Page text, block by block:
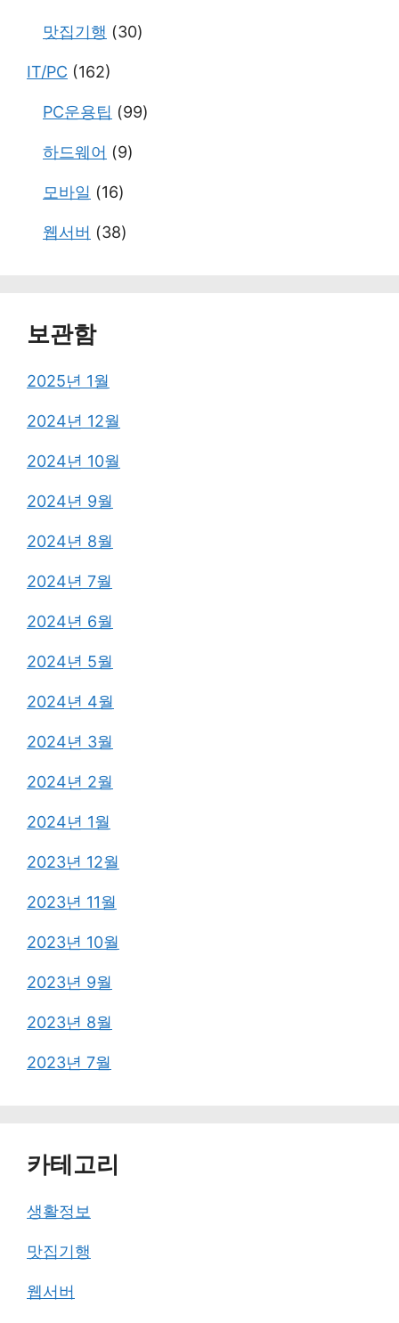
맛집기행 (30)
IT/PC (162)
PC운용팁 (99)
하드웨어 (9)
모바일 (16)
웹서버 (38)
보관함
2025년 1월
2024년 12월
2024년 10월
2024년 9월
2024년 8월
2024년 7월
2024년 6월
2024년 5월
2024년 4월
2024년 3월
2024년 2월
2024년 1월
2023년 12월
2023년 11월
2023년 10월
2023년 9월
2023년 8월
2023년 7월
카테고리
생활정보
맛집기행
웹서버